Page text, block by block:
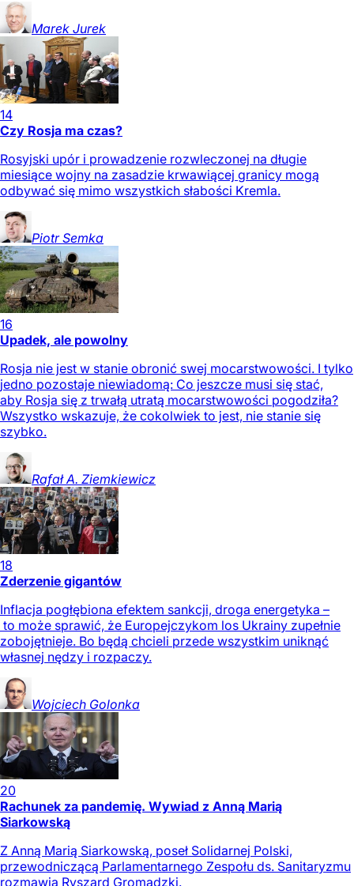
Marek Jurek
14
Czy Rosja ma czas?
Rosyjski upór i prowadzenie rozwleczonej na długie
miesiące wojny na zasadzie krwawiącej granicy mogą
odbywać się mimo wszystkich słabości Kremla.
Piotr Semka
16
Upadek, ale powolny
Rosja nie jest w stanie obronić swej mocarstwowości. I tylko
jedno pozostaje niewiadomą: Co jeszcze musi się stać,
aby Rosja się z trwałą utratą mocarstwowości pogodziła?
Wszystko wskazuje, że cokolwiek to jest, nie stanie się
szybko.
Rafał A. Ziemkiewicz
18
Zderzenie gigantów
Inflacja pogłębiona efektem sankcji, droga energetyka –
to może sprawić, że Europejczykom los Ukrainy zupełnie
zobojętnieje. Bo będą chcieli przede wszystkim uniknąć
własnej nędzy i rozpaczy.
Wojciech Golonka
20
Rachunek za pandemię. Wywiad z Anną Marią
Siarkowską
Z Anną Marią Siarkowską, poseł Solidarnej Polski,
przewodniczącą Parlamentarnego Zespołu ds. Sanitaryzmu
rozmawia Ryszard Gromadzki.